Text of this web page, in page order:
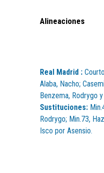
Alineaciones
Real Madrid :
Alaba, Nacho;
Benzema, Rodrygo
Sustituciones:
Rodrygo; Min.73,
Isco por Asensio.